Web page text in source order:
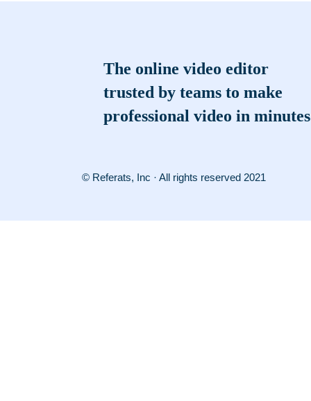
The online video editor
trusted by teams to make
professional video in minutes
© Referats, Inc · All rights reserved 2021